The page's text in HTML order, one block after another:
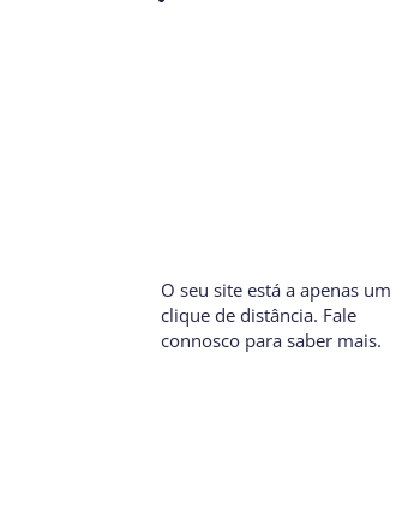
O seu site está a apenas um
clique de distância. Fale
connosco para saber mais.